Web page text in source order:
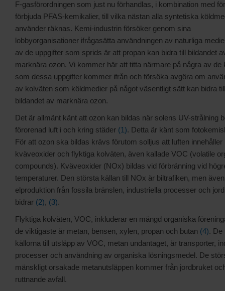
F-gasförordningen som just nu förhandlas, i kombination med
förbjuda PFAS-kemikalier, till vilka nästan alla syntetiska
använder räknas. Kemi-industrin försöker genom sina
lobbyorganisationer ifrågasätta användningen av naturliga
av de uppgifter som sprids är att propan kan bidra till bildandet
marknära ozon. Vi kommer här att titta närmare på några av de
som dessa uppgifter kommer ifrån och försöka avgöra om
av kolväten som köldmedier på något väsentligt sätt kan bidra till
bildandet av marknära ozon.
Det är allmänt känt att ozon kan bildas när solens UV-strålning
förorenad luft i och kring städer (1). Detta är känt som
För att ozon ska bildas krävs förutom solljus att luften innehåller
kväveoxider och flyktiga kolväten, även kallade VOC (volatile
compounds). Kväveoxider (NOx) bildas vid förbränning vid
temperaturer. Den största källan till NOx är biltrafiken, men även
elproduktion från fossila bränslen, industriella processer och
bidrar (2), (3).
Flyktiga kolväten, VOC, inkluderar en mängd organiska
de viktigaste är metan, bensen, xylen, propan och butan (4). De
källorna till utsläpp av VOC, metan undantaget, är transporter,
processer och användning av organiska lösningsmedel. De
mänskligt orsakade metanutsläppen kommer från jordbruket
ruttnande avfall.